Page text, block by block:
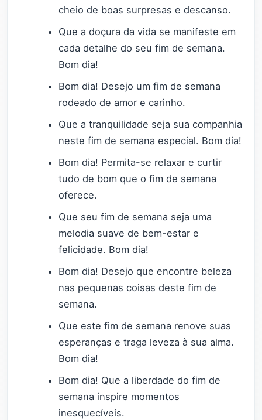
cheio de boas surpresas e descanso.
Que a doçura da vida se manifeste em
cada detalhe do seu fim de semana.
Bom dia!
Bom dia! Desejo um fim de semana
rodeado de amor e carinho.
Que a tranquilidade seja sua companhia
neste fim de semana especial. Bom dia!
Bom dia! Permita-se relaxar e curtir
tudo de bom que o fim de semana
oferece.
Que seu fim de semana seja uma
melodia suave de bem-estar e
felicidade. Bom dia!
Bom dia! Desejo que encontre beleza
nas pequenas coisas deste fim de
semana.
Que este fim de semana renove suas
esperanças e traga leveza à sua alma.
Bom dia!
Bom dia! Que a liberdade do fim de
semana inspire momentos
inesquecíveis.